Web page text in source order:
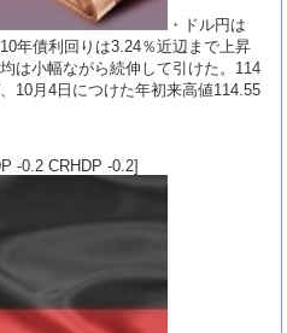
・ドル円は
年債利回りは3.24％近辺まで上昇
は小幅ながら続伸して引けた。114
10月4日につけた年初来高値114.55
-0.2 CRHDP -0.2]